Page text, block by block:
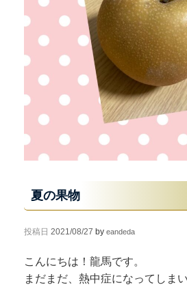
夏の果物
投稿日 2021/08/27 by eandeda
こんにちは！龍馬です。
まだまだ、熱中症になってしま